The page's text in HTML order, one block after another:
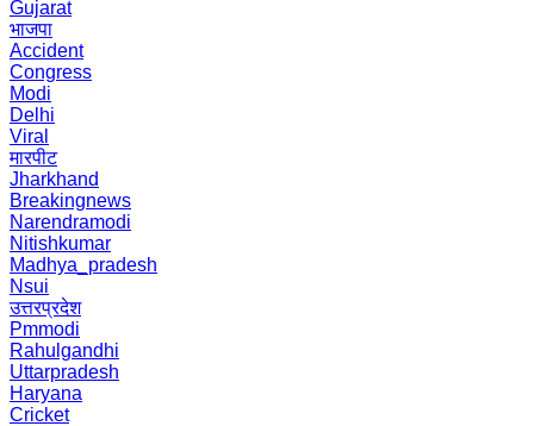
Gujarat
भाजपा
Accident
Congress
Modi
Delhi
Viral
मारपीट
Jharkhand
Breakingnews
Narendramodi
Nitishkumar
Madhya_pradesh
Nsui
उत्तरप्रदेश
Pmmodi
Rahulgandhi
Uttarpradesh
Haryana
Cricket